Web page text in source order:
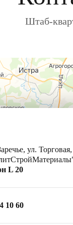
Штаб-
ул. Торговая,
L 20
10 60